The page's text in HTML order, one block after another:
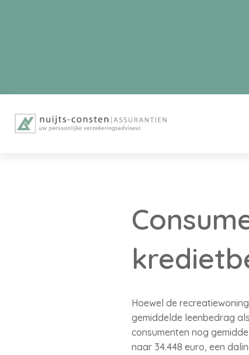
Hoewel de
gemiddelde leenbedrag
consumenten nog
naar 34.448 euro, een